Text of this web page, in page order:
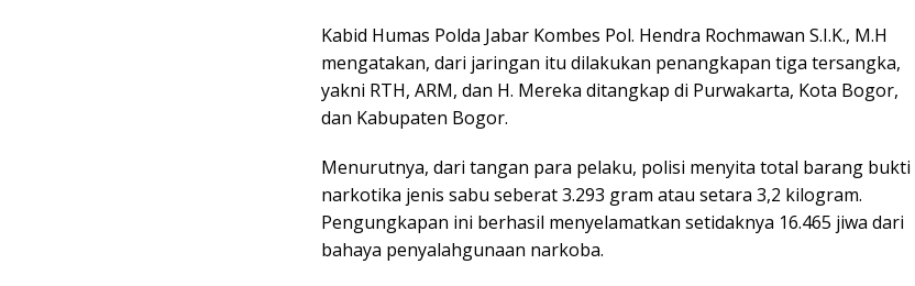
Kabid Humas Polda Jabar Kombes Pol. Hendra Rochmawan S.I.K., M.H
mengatakan, dari jaringan itu dilakukan penangkapan tiga tersangka,
yakni RTH, ARM, dan H. Mereka ditangkap di Purwakarta, Kota Bogor,
dan Kabupaten Bogor.
Menurutnya, dari tangan para pelaku, polisi menyita total barang bukti
narkotika jenis sabu seberat 3.293 gram atau setara 3,2 kilogram.
Pengungkapan ini berhasil menyelamatkan setidaknya 16.465 jiwa dari
bahaya penyalahgunaan narkoba.